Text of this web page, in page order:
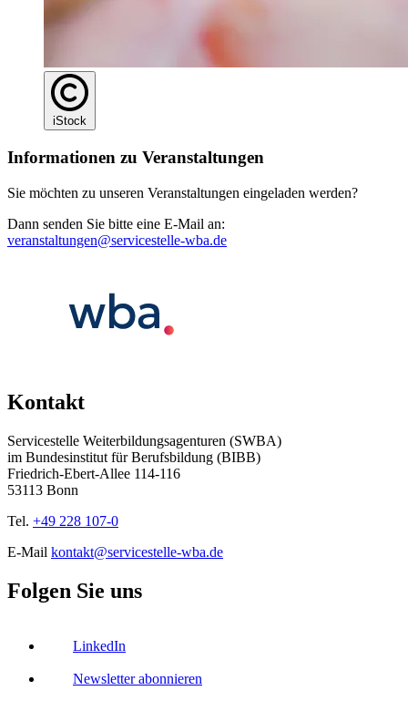
iStock
Informationen zu Veranstaltungen
Sie möchten zu unseren Veranstaltungen eingeladen werden?
Dann senden Sie bitte eine E-Mail an:
veranstaltungen@servicestelle-wba.de
Kontakt
Servicestelle Weiterbildungsagenturen (SWBA)
im Bundesinstitut für Berufsbildung (BIBB)
Friedrich-Ebert-Allee 114-116
53113 Bonn
Tel. +49 228 107-0
E-Mail kontakt@servicestelle-wba.de
Folgen Sie uns
LinkedIn
Newsletter abonnieren